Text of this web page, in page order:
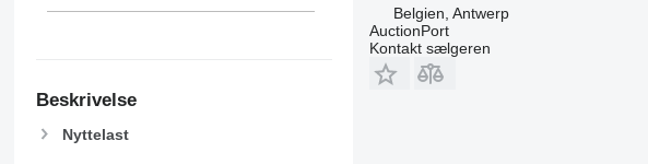
Beskrivelse
Nyttelast
Belgien, Antwerp
AuctionPort
Kontakt sælgeren